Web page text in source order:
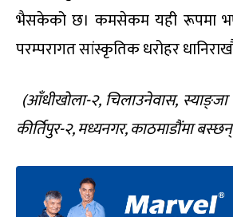
भैसकेको छ। कमसेकम यही रूपमा
परम्परागत सांस्कृतिक धरोहर
(आँधीखोला-२, चिलाउनेवास,
कीर्तिपुर-२, मध्यनगर, काठमाडौंमा